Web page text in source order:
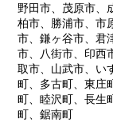
野田市、茂原市、
柏市、勝浦市、市
市、鎌ヶ谷市、君
市、八街市、印西
取市、山武市、い
町、多古町、東庄
町、睦沢町、長生
町、鋸南町